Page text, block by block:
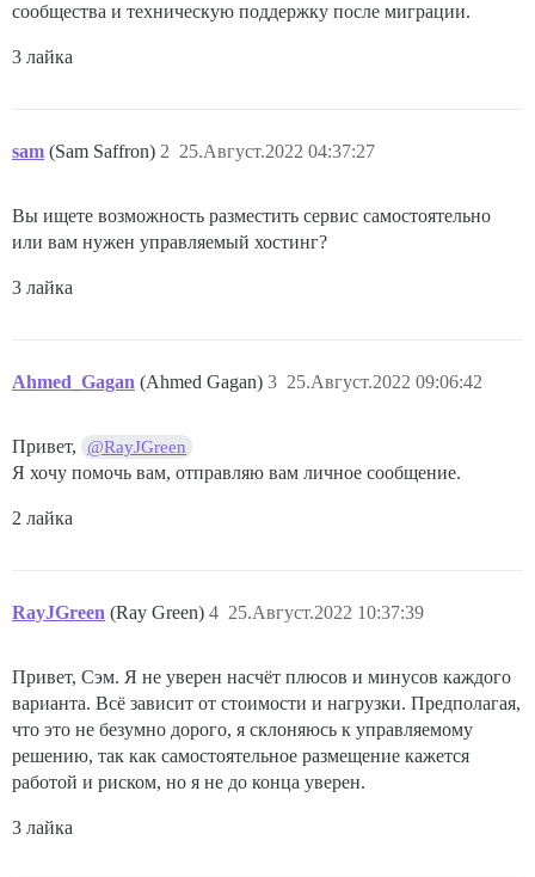
сообщества и техническую поддержку после миграции.
3 лайка
sam (Sam Saffron) 25.Август.2022 04:37:27
2
Вы ищете возможность разместить сервис самостоятельно
или вам нужен управляемый хостинг?
3 лайка
Ahmed_Gagan (Ahmed Gagan) 25.Август.2022 09:06:42
3
Привет, @RayJGreen
Я хочу помочь вам, отправляю вам личное сообщение.
2 лайка
RayJGreen (Ray Green) 25.Август.2022 10:37:39
4
Привет, Сэм. Я не уверен насчёт плюсов и минусов каждого
варианта. Всё зависит от стоимости и нагрузки. Предполагая,
что это не безумно дорого, я склоняюсь к управляемому
решению, так как самостоятельное размещение кажется
работой и риском, но я не до конца уверен.
3 лайка